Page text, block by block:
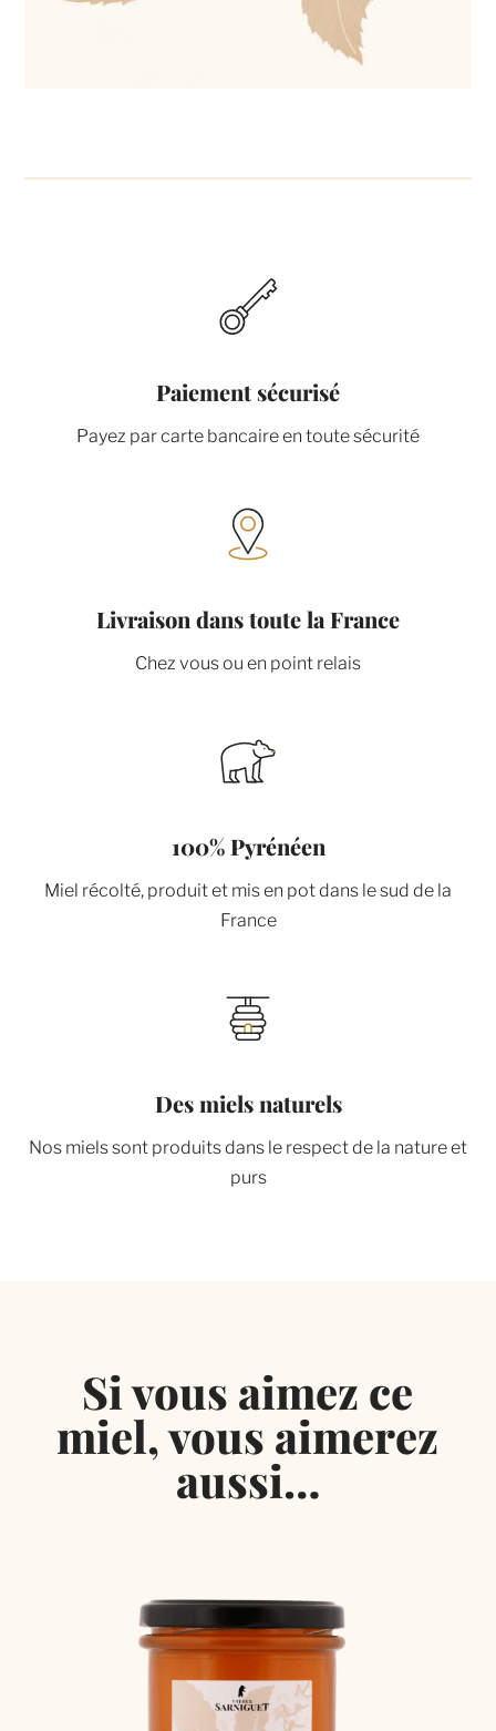
Paiement sécurisé
Payez par carte bancaire en toute sécurité
Livraison dans toute la France
Chez vous ou en point relais
100% Pyrénéen
Miel récolté, produit et mis en pot dans le sud de la
France
Des miels naturels
Nos miels sont produits dans le respect de la nature et
purs
Si vous aimez ce
miel, vous aimerez
aussi…